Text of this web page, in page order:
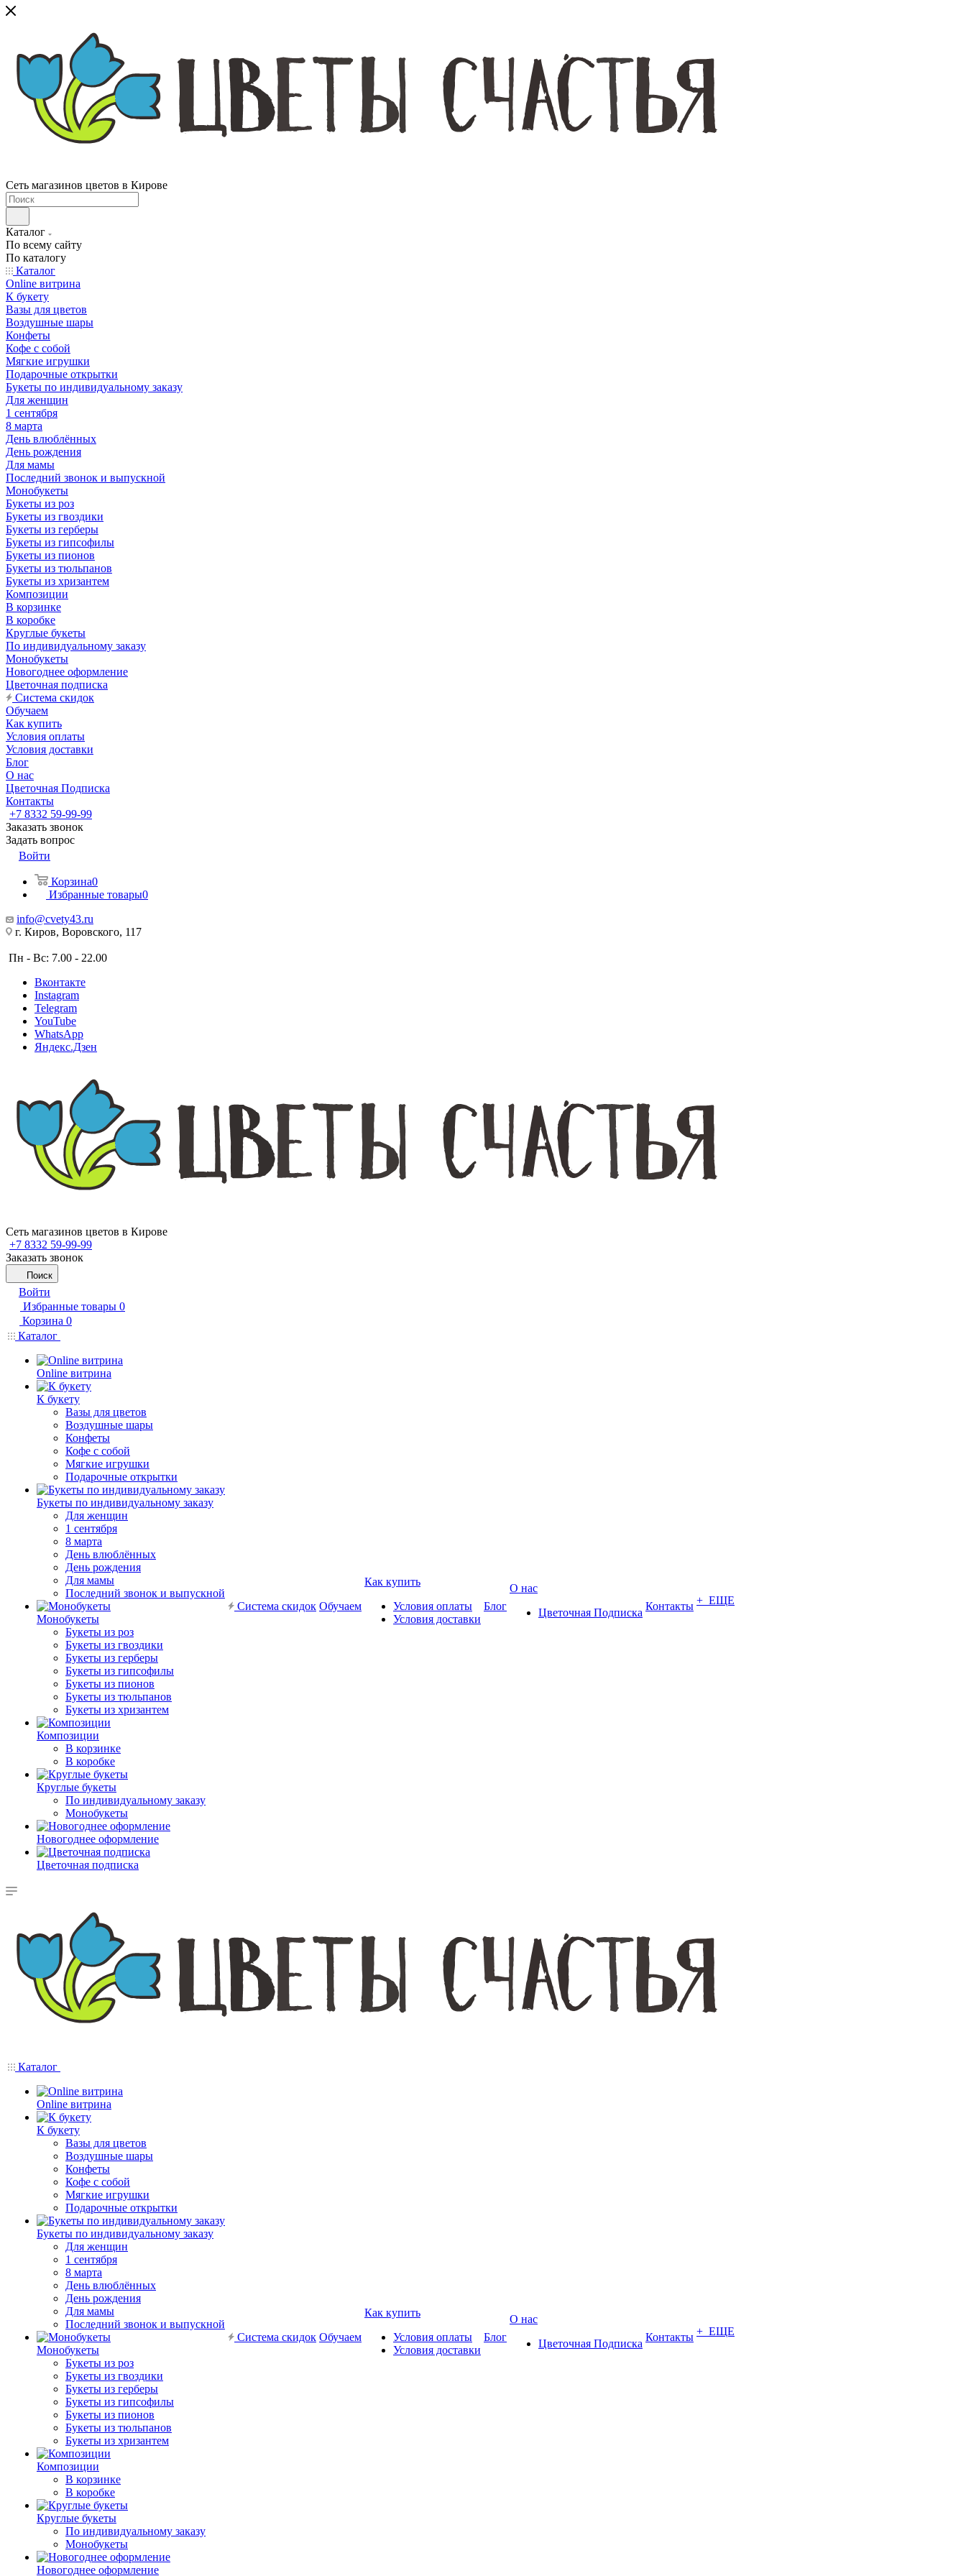
Сеть магазинов цветов в Кирове
Каталог
По всему сайту
По каталогу
Каталог
Online витрина
К букету
Вазы для цветов
Воздушные шары
Конфеты
Кофе с собой
Мягкие игрушки
Подарочные открытки
Букеты по индивидуальному заказу
Для женщин
1 сентября
8 марта
День влюблённых
День рождения
Для мамы
Последний звонок и выпускной
Монобукеты
Букеты из роз
Букеты из гвоздики
Букеты из герберы
Букеты из гипсофилы
Букеты из пионов
Букеты из тюльпанов
Букеты из хризантем
Композиции
В корзинке
В коробке
Круглые букеты
По индивидуальному заказу
Монобукеты
Новогоднее оформление
Цветочная подписка
Система скидок
Обучаем
Как купить
Условия оплаты
Условия доставки
Блог
О нас
Цветочная Подписка
Контакты
+7 8332 59-99-99
Заказать звонок
Задать вопрос
Войти
Корзина0
Избранные товары0
info@cvety43.ru
г. Киров, Воровского, 117
Пн - Вс: 7.00 - 22.00
Вконтакте
Instagram
Telegram
YouTube
WhatsApp
Яндекс.Дзен
Сеть магазинов цветов в Кирове
+7 8332 59-99-99
Заказать звонок
Поиск
Войти
Избранные товары 0
Корзина 0
Каталог
Online витрина
К букету
Вазы для цветов
Воздушные шары
Конфеты
Кофе с собой
Мягкие игрушки
Подарочные открытки
Букеты по индивидуальному заказу
Для женщин
1 сентября
8 марта
День влюблённых
День рождения
Для мамы
Последний звонок и выпускной
Монобукеты
Букеты из роз
Букеты из гвоздики
Букеты из герберы
Букеты из гипсофилы
Букеты из пионов
Букеты из тюльпанов
Букеты из хризантем
Композиции
В корзинке
В коробке
Круглые букеты
По индивидуальному заказу
Монобукеты
Новогоднее оформление
Цветочная подписка
Система скидок Обучаем
Как купить
Условия оплаты
Условия доставки
Блог
О нас
Цветочная Подписка
Контакты + ЕЩЕ
Каталог
Online витрина
К букету
Вазы для цветов
Воздушные шары
Конфеты
Кофе с собой
Мягкие игрушки
Подарочные открытки
Букеты по индивидуальному заказу
Для женщин
1 сентября
8 марта
День влюблённых
День рождения
Для мамы
Последний звонок и выпускной
Монобукеты
Букеты из роз
Букеты из гвоздики
Букеты из герберы
Букеты из гипсофилы
Букеты из пионов
Букеты из тюльпанов
Букеты из хризантем
Композиции
В корзинке
В коробке
Круглые букеты
По индивидуальному заказу
Монобукеты
Новогоднее оформление
Система скидок Обучаем
Как купить
Условия оплаты
Условия доставки
Блог
О нас
Цветочная Подписка
Контакты + ЕЩЕ